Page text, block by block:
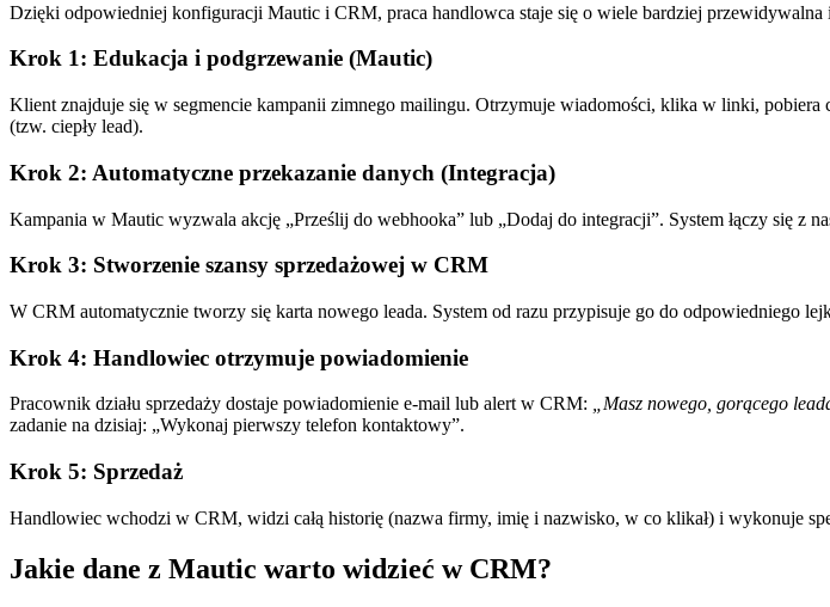
Dzięki odpowiedniej konfiguracji Mautic i CRM, praca handlowca staje się o wiele bardziej
Krok 1: Edukacja i podgrzewanie (Mautic)
Klient znajduje się w segmencie kampanii zimnego mailingu. Otrzymuje wiadomości, klika w linki,
(tzw. ciepły lead).
Krok 2: Automatyczne przekazanie danych (Integracja)
Kampania w Mautic wyzwala akcję „Prześlij do webhooka” lub „Dodaj do integracji”. System łączy się z
Krok 3: Stworzenie szansy sprzedażowej w CRM
W CRM automatycznie tworzy się karta nowego leada. System od razu przypisuje go do odpowiedniego
Krok 4: Handlowiec otrzymuje powiadomienie
Pracownik działu sprzedaży dostaje powiadomienie e-mail lub alert w CRM: „Masz nowego, gorącego
zadanie na dzisiaj: „Wykonaj pierwszy telefon kontaktowy”.
Krok 5: Sprzedaż
Handlowiec wchodzi w CRM, widzi całą historię (nazwa firmy, imię i nazwisko, w co klikał) i wykonuje
Jakie dane z Mautic warto widzieć w CRM?